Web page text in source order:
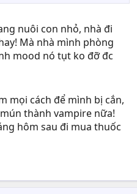
nuôi con nhỏ, nhà đi
Mà nhà mình phòng
mood nó tụt ko đỡ đc
mọi cách để mình bị cắn,
thành vampire nữa!
hôm sau đi mua thuốc